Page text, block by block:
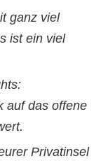
ganz viel
ist ein viel
auf das offene
Privatinsel